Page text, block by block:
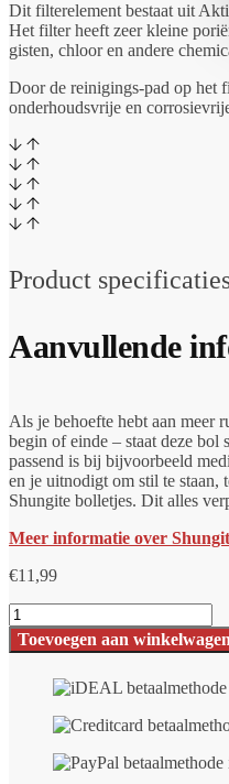
Dit filterelement bestaat uit
Het filter heeft zeer kleine
gisten, chloor en andere
Door de reinigings-pad op het
onderhoudsvrije en
Product
Aanvullende
Als je behoefte hebt aan meer
begin of einde – staat deze bol
passend is bij bijvoorbeeld
en je uitnodigt om stil te staan,
Shungite bolletjes. Dit alles
Meer informatie over
€11,99
Shungite
hanger
Sladkiy
Toevoegen aan winkelwagen